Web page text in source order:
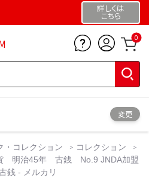
詳しくは
こちら
0
変更
・コレクション
コレクション
明治45年 古銭 No.9 JNDA加盟
銭 - メルカリ